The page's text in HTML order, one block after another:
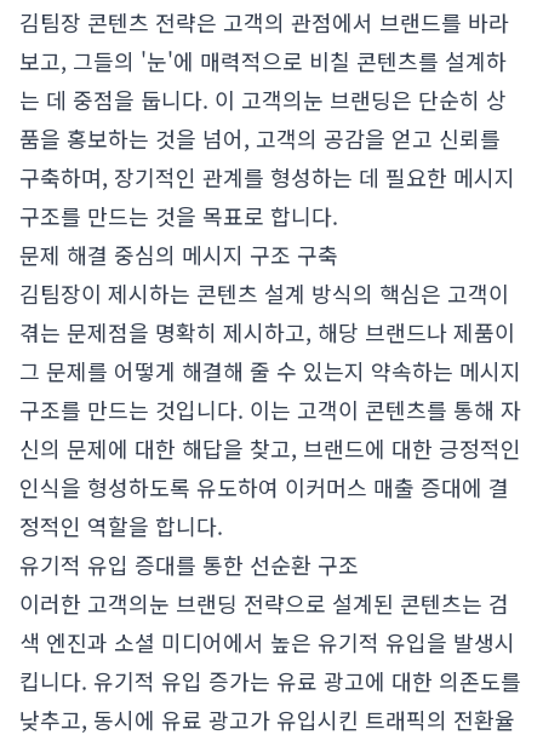
김팀장 콘텐츠 전략은 고객의 관점에서 브랜드를 바라
보고, 그들의 '눈'에 매력적으로 비칠 콘텐츠를 설계하
는 데 중점을 둡니다. 이 고객의눈 브랜딩은 단순히 상
품을 홍보하는 것을 넘어, 고객의 공감을 얻고 신뢰를
구축하며, 장기적인 관계를 형성하는 데 필요한 메시지
구조를 만드는 것을 목표로 합니다.
문제 해결 중심의 메시지 구조 구축
김팀장이 제시하는 콘텐츠 설계 방식의 핵심은 고객이
겪는 문제점을 명확히 제시하고, 해당 브랜드나 제품이
그 문제를 어떻게 해결해 줄 수 있는지 약속하는 메시지
구조를 만드는 것입니다. 이는 고객이 콘텐츠를 통해 자
신의 문제에 대한 해답을 찾고, 브랜드에 대한 긍정적인
인식을 형성하도록 유도하여 이커머스 매출 증대에 결
정적인 역할을 합니다.
유기적 유입 증대를 통한 선순환 구조
이러한 고객의눈 브랜딩 전략으로 설계된 콘텐츠는 검
색 엔진과 소셜 미디어에서 높은 유기적 유입을 발생시
킵니다. 유기적 유입 증가는 유료 광고에 대한 의존도를
낮추고, 동시에 유료 광고가 유입시킨 트래픽의 전환율